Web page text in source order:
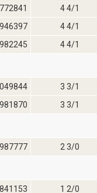
4 4/1
4 4/1
4 4/1
3 3/1
3 3/1
2 3/0
1 2/0